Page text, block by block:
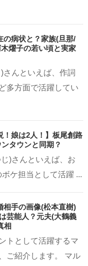
の病状と？家族(旦那/
燿子の若い頃と実家
さんといえば、作詞
多方面で活躍してい
！娘は2人！】板尾創路
タウンと同期？
)さんといえば、お
ケ担当として活躍 ...
相手の画像(松本直樹)
芸能人？元夫(大鶴義
相
トとして活躍するマ
ご紹介します。 マル